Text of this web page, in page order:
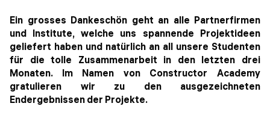
Ein grosses Dankeschön geht an alle Partnerfirmen
und Institute, welche uns spannende Projektideen
geliefert haben und natürlich an all unsere Studenten
für die tolle Zusammenarbeit in den letzten drei
Monaten. Im Namen von Constructor Academy
gratulieren wir zu den ausgezeichneten
Endergebnissen der Projekte.